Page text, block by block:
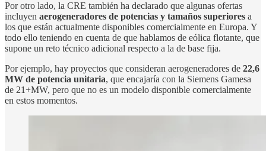
Por otro lado, la CRE también ha declarado que algunas ofertas
incluyen aerogeneradores de potencias y tamaños superiores a
los que están actualmente disponibles comercialmente en Europa. Y
todo ello teniendo en cuenta de que hablamos de eólica flotante, que
supone un reto técnico adicional respecto a la de base fija.
Por ejemplo, hay proyectos que consideran aerogeneradores de 22,6
MW de potencia unitaria, que encajaría con la Siemens Gamesa
de 21+MW, pero que no es un modelo disponible comercialmente
en estos momentos.